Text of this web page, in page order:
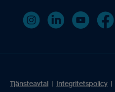
InstagramLinkedInYoutube
Tjänsteavtal Integritetspolicy